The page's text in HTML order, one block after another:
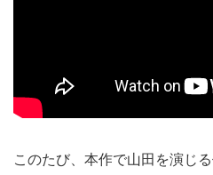
このたび、本作で山田を演じ